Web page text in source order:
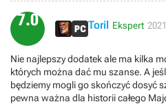
7.0 Toril Ekspert
Nie najlepszy dodatek ale ma kilka
których można dać mu szanse. A
będziemy mogli go skończyć dosyć
pewna ważna dla historii całego